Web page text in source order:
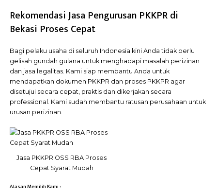
Rekomendasi Jasa Pengurusan PKKPR di
Bekasi Proses Cepat
Bagi pelaku usaha di seluruh Indonesia kini Anda tidak perlu
gelisah gundah gulana untuk menghadapi masalah perizinan
dan jasa legalitas. Kami siap membantu Anda untuk
mendapatkan dokumen PKKPR dan proses PKKPR agar
disetujui secara cepat, praktis dan dikerjakan secara
professional. Kami sudah membantu ratusan perusahaan untuk
urusan perizinan.
Jasa PKKPR OSS RBA Proses
Cepat Syarat Mudah
Alasan Memilih Kami :